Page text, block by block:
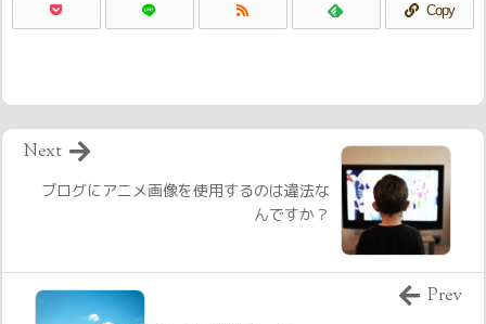
Copy
ブログにアニメ画像を使用するのは違法な
んですか？
Next
Prev